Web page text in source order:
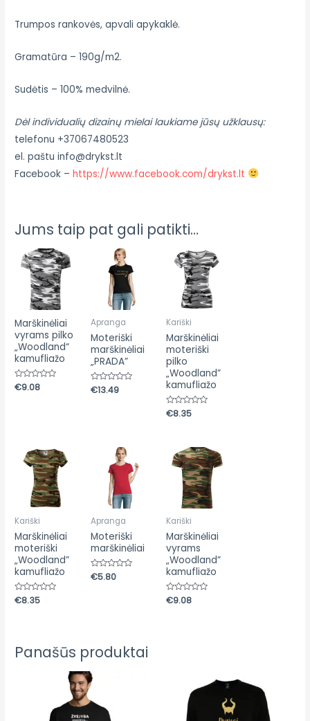
Trumpos rankovės, apvali apykaklė.
Gramatūra – 190g/m2.
Sudėtis – 100% medvilnė.
Dėl individualių dizainų mielai laukiame jūsų užklausų:
telefonu +37067480523
el. paštu info@drykst.lt
Facebook –https://www.facebook.com/drykst.lt
Jums taip pat gali patikti…
Marškinėliai
vyrams pilko
„Woodland“
kamufliažo
Įvertinimas:
0
€9.08
Apranga
Moteriški
marškinėliai
„PRADA”
Įvertinimas:
0
€13.49
Kariški
Marškinėliai
moteriški
pilko
„Woodland”
kamufliažo
Įvertinimas:
0
€8.35
Kariški
Marškinėliai
moteriški
„Woodland”
kamufliažo
Įvertinimas:
0
€8.35
Apranga
Moteriški
marškinėliai
Įvertinimas:
0
€5.80
Kariški
Marškinėliai
vyrams
„Woodland”
kamufliažo
Įvertinimas:
0
€9.08
Panašūs produktai